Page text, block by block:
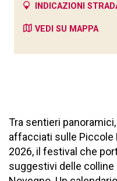
Tra sentieri
affacciati sulle Piccole
2026, il festival che
suggestivi delle colline
INDICAZIONI
VEDI SU MAPPA